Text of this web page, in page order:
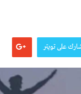
على تويتر